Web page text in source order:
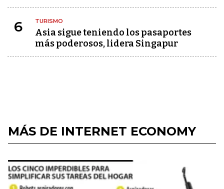
6 TURISMO
Asia sigue teniendo los pasaportes
más poderosos, lidera Singapur
MÁS DE INTERNET ECONOMY